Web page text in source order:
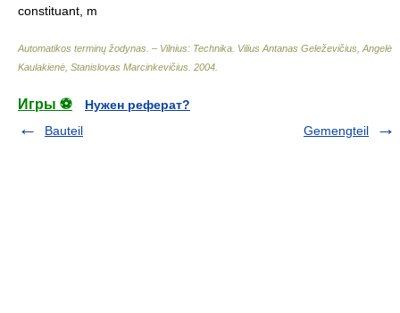
constituant, m
Automatikos terminų žodynas. – Vilnius: Technika Vilius Antanas Geleževičius, Angelė
Kaulakienė, Stanislovas Marcinkevičius 2004
Игры ⚽
Нужен реферат?
Bauteil
Gemengteil